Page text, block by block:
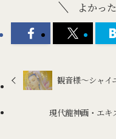
よかっ
観音様～シャイ
現代龍神画・エキ